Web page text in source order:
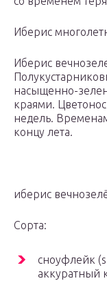
Иберис
Иберис
насыщенно-
краями.
недель.
концу лета.
иберис
Сорта:
сноуфлейк
аккуратный